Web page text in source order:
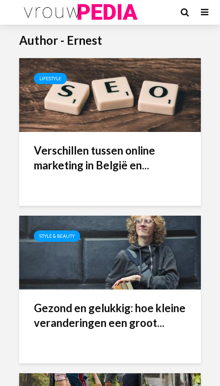
Author - Ernest
LIFESTYLE
Verschillen tussen online
marketing in België en...
STYLE & BEAUTY
Gezond en gelukkig: hoe kleine
veranderingen een groot...